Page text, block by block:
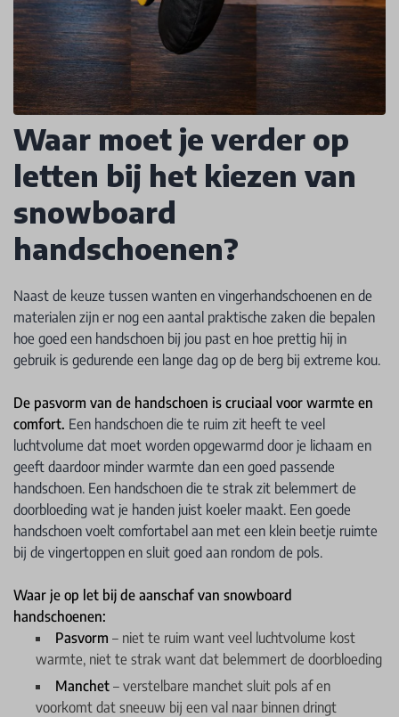
Waar moet je verder op
letten bij het kiezen van
snowboard
handschoenen?
Naast de keuze tussen wanten en vingerhandschoenen en de
materialen zijn er nog een aantal praktische zaken die bepalen
hoe goed een handschoen bij jou past en hoe prettig hij in
gebruik is gedurende een lange dag op de berg bij extreme kou.
De pasvorm van de handschoen is cruciaal voor warmte en
comfort. Een handschoen die te ruim zit heeft te veel
luchtvolume dat moet worden opgewarmd door je lichaam en
geeft daardoor minder warmte dan een goed passende
handschoen. Een handschoen die te strak zit belemmert de
doorbloeding wat je handen juist koeler maakt. Een goede
handschoen voelt comfortabel aan met een klein beetje ruimte
bij de vingertoppen en sluit goed aan rondom de pols.
Waar je op let bij de aanschaf van snowboard
handschoenen:
Pasvorm – niet te ruim want veel luchtvolume kost
warmte, niet te strak want dat belemmert de doorbloeding
Manchet – verstelbare manchet sluit pols af en
voorkomt dat sneeuw bij een val naar binnen dringt